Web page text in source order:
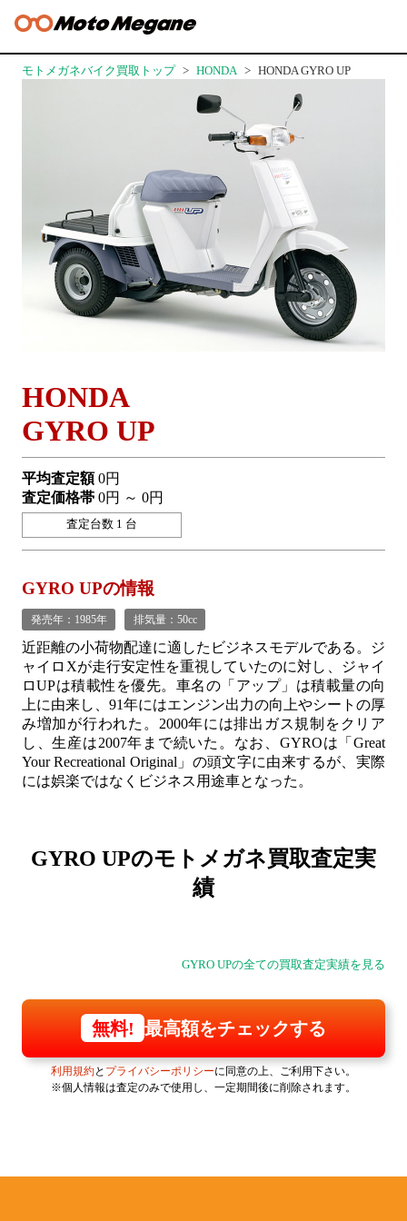
モトメガネバイク買取トップ HONDA HONDA GYRO UP
HONDA
GYRO UP
平均査定額0円
査定価格帯 0円 ～ 0円
査定台数 1 台
GYRO UPの情報
発売年：1985年 排気量：50cc
近距離の小荷物配達に適したビジネスモデルである。ジ
ャイロXが走行安定性を重視していたのに対し、ジャイ
ロUPは積載性を優先。車名の「アップ」は積載量の向
上に由来し、91年にはエンジン出力の向上やシートの厚
み増加が行われた。2000年には排出ガス規制をクリア
し、生産は2007年まで続いた。なお、GYROは「Great
Your Recreational Original」の頭文字に由来するが、実際
には娯楽ではなくビジネス用途車となった。
GYRO UPのモトメガネ買取査定実
績
GYRO UPの全ての買取査定実績を見る
無料! 最高額をチェックする
利用規約と プライバシーポリシーに同意の上、ご利用下さい。
※個人情報は査定のみで使用し、一定期間後に削除されます。